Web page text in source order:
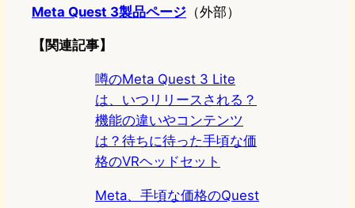
Meta Quest 3製品ページ （外部）
【関連記事】
噂のMeta Quest 3 Lite
は、いつリリースされる？
機能の違いやコンテンツ
は？待ちに待った手頃な価
格のVRヘッドセット
Meta、手頃な価格のQuest